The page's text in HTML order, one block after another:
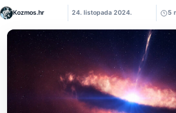
Kozmos.hr 24. listopada 2024. 5